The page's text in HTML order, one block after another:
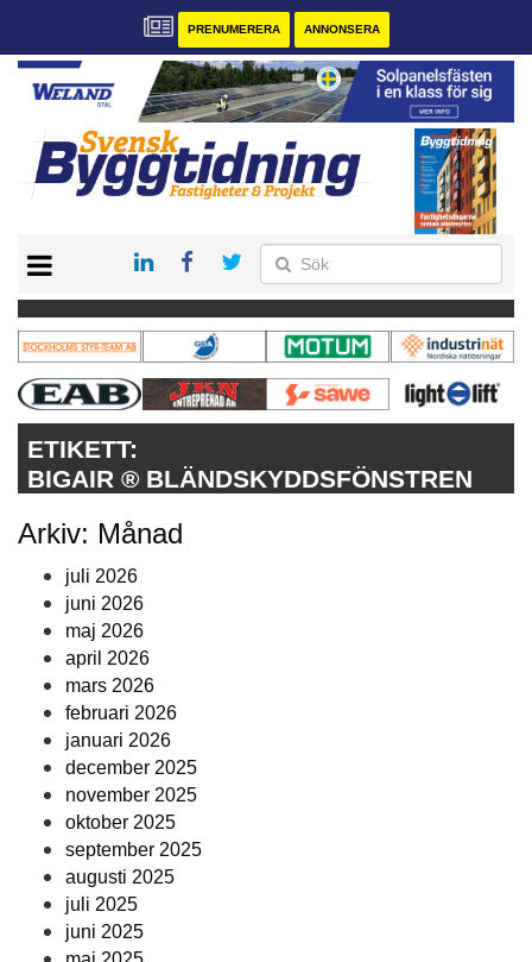
PRENUMERERA ANNONSERA
PRENUMERERA
VÅRA ANDRA MAGASIN
ANNONSERA
KONTAKT
ETIKETT:
BIGAIR ® BLÄNDSKYDDSFÖNSTREN
Arkiv: Månad
juli 2026
juni 2026
maj 2026
april 2026
mars 2026
februari 2026
januari 2026
december 2025
november 2025
oktober 2025
september 2025
augusti 2025
juli 2025
juni 2025